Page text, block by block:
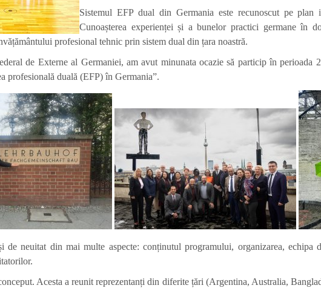
Sistemul EFP dual din Germania este recunoscut pe plan
Cunoașterea experienței și a bunelor practici germane în
profesional tehnic prin sistem dual din țara noastră.
de Externe al Germaniei, am avut minunata ocazie să particip în
profesională duală (EFP) în Germania”.
neuitat din mai multe aspecte: conținutul programului, organizarea, echipa
Acesta a reunit reprezentanți din diferite țări (Argentina, Australia,